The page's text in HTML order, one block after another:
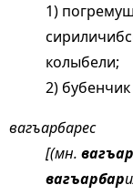
1)
колыбели;
2)
вагъарбарес
[(мн.
вагъарбар